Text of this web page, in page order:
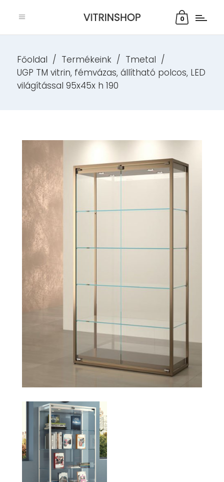
0
Főoldal / Termékeink / Tmetal /
UGP TM vitrin, fémvázas, állítható polcos, LED
világítással 95x45x h 190